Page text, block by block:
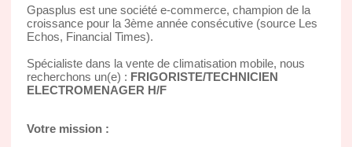
Gpasplus est une société e-commerce, champion de la
croissance pour la 3ème année consécutive (source Les
Echos, Financial Times).
Spécialiste dans la vente de climatisation mobile, nous
recherchons un(e) : FRIGORISTE/TECHNICIEN
ELECTROMENAGER H/F
Votre mission :